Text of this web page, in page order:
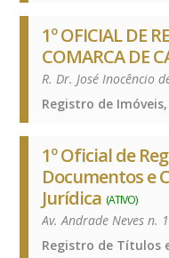
1º OFICIAL DE
COMARCA DE
1º Oficial de
Documentos e
Jurídica (ATIVO)
Av. Andrade Neves n.